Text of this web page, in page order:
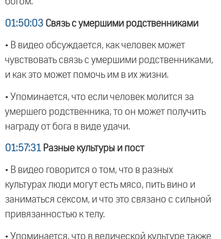
01:50:03 Связь с умершими родственниками
• В видео обсуждается, как человек может
чувствовать связь с умершими родственниками,
и как это может помочь им в их жизни.
• Упоминается, что если человек молится за
умершего родственника, то он может получить
награду от бога в виде удачи.
01:57:31 Разные культуры и пост
• В видео говорится о том, что в разных
культурах люди могут есть мясо, пить вино и
заниматься сексом, и что это связано с сильной
привязанностью к телу.
• Упоминается, что в ведической культуре также